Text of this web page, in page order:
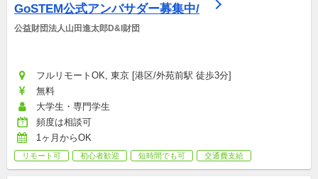
GoSTEM公式アンバサダー募集中/
公益財団法人山田進太郎D&I財団
フルリモートOK, 東京 [港区/外苑前駅 徒歩3分]
無料
大学生・専門学生
頻度は相談可
1ヶ月からOK
リモート可 初心者歓迎 短時間でも可 交通費支給